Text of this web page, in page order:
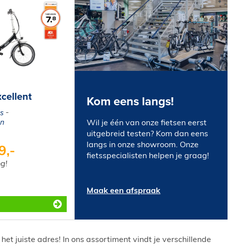
Kom eens langs!
Wil je één van onze fietsen eerst
uitgebreid testen? Kom dan eens
langs in onze showroom. Onze
fietsspecialisten helpen je graag!
Maak een afspraak
juiste adres! In ons assortiment vindt je verschillende